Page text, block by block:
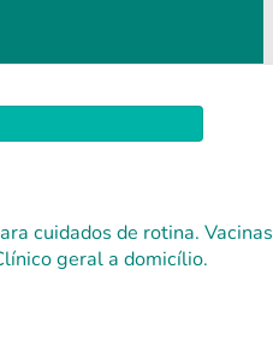
cuidados de rotina.
geral a domicílio.